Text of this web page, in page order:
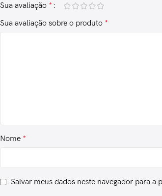
Sua avaliação *
Sua avaliação sobre o produto *
Nome *
Salvar meus dados neste navegador para a